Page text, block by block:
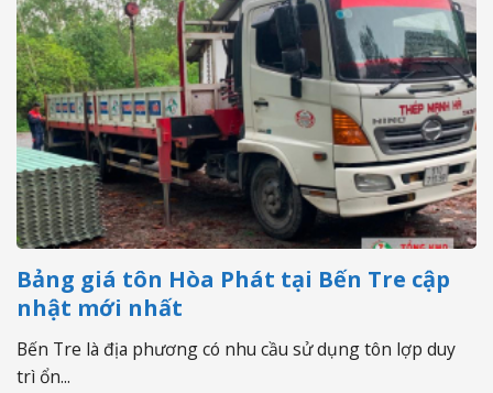
Bảng giá tôn Hòa Phát tại Bến Tre cập
nhật mới nhất
Bến Tre là địa phương có nhu cầu sử dụng tôn lợp duy
trì ổn...